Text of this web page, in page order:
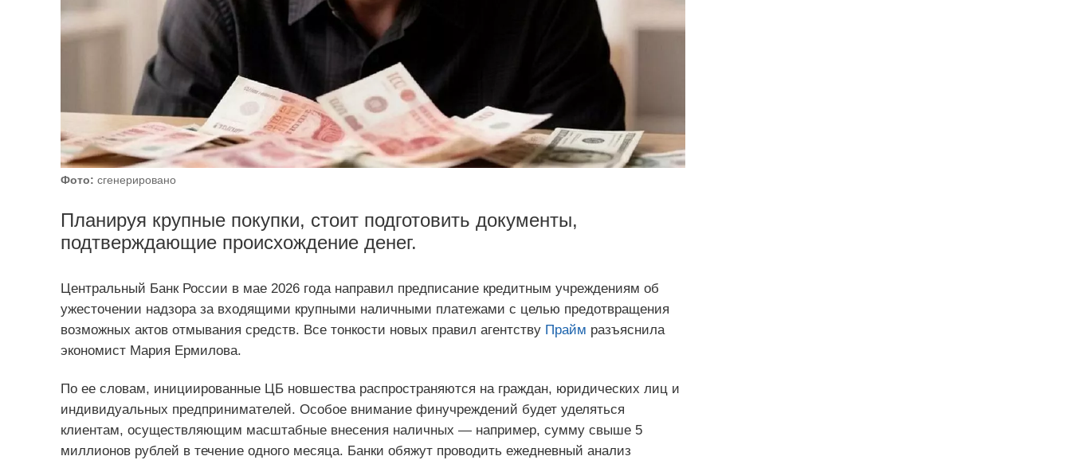
Фото: сгенерировано
Планируя крупные покупки, стоит подготовить документы,
подтверждающие происхождение денег.
Центральный Банк России в мае 2026 года направил предписание кредитным учреждениям об
ужесточении надзора за входящими крупными наличными платежами с целью предотвращения
возможных актов отмывания средств. Все тонкости новых правил агентству Прайм разъяснила
экономист Мария Ермилова.
По ее словам, инициированные ЦБ новшества распространяются на граждан, юридических лиц и
индивидуальных предпринимателей. Особое внимание финучреждений будет уделяться
клиентам, осуществляющим масштабные внесения наличных — например, сумму свыше 5
миллионов рублей в течение одного месяца. Банки обяжут проводить ежедневный анализ